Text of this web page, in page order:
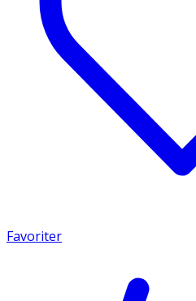
Favoriter